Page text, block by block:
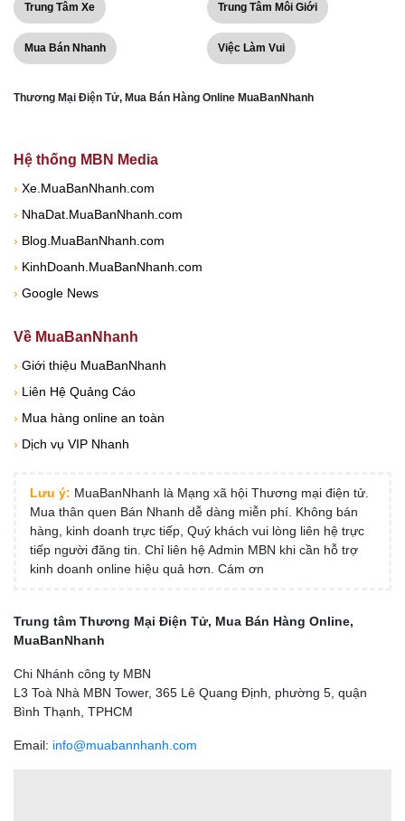
Trung Tâm Xe Trung Tâm Môi Giới
Mua Bán Nhanh Việc Làm Vui
Thương Mại Điện Tử, Mua Bán Hàng Online MuaBanNhanh
Hệ thống MBN Media
› Xe.MuaBanNhanh.com
› NhaDat.MuaBanNhanh.com
› Blog.MuaBanNhanh.com
› KinhDoanh.MuaBanNhanh.com
› Google News
Về MuaBanNhanh
› Giới thiệu MuaBanNhanh
› Liên Hệ Quảng Cáo
› Mua hàng online an toàn
› Dịch vụ VIP Nhanh
Lưu ý: MuaBanNhanh là Mạng xã hội Thương mại điện tử.
Mua thân quen Bán Nhanh dễ dàng miễn phí. Không bán
hàng, kinh doanh trực tiếp, Quý khách vui lòng liên hệ trực
tiếp người đăng tin. Chỉ liên hệ Admin MBN khi cần hỗ trợ
kinh doanh online hiệu quả hơn. Cám ơn
Trung tâm Thương Mại Điện Tử, Mua Bán Hàng Online,
MuaBanNhanh
Chi Nhánh công ty MBN
L3 Toà Nhà MBN Tower, 365 Lê Quang Định, phường 5, quận
Bình Thạnh, TPHCM
Email: info@muabannhanh.com